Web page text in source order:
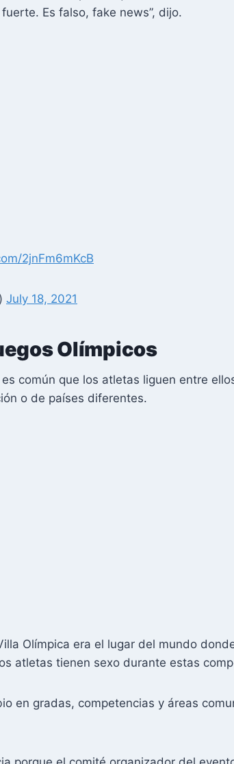
Es falso, fake news”, dijo.
2jnFm6mKcB
July 18, 2021
Olímpicos
común que los atletas liguen entre
o de países diferentes.
Olímpica era el lugar del mundo
atletas tienen sexo durante estas
en gradas, competencias y áreas